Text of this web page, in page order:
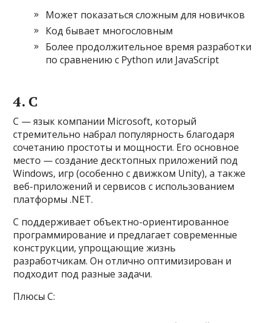
Может показаться сложным для новичков
Код бывает многословным
Более продолжительное время разработки
по сравнению с Python или JavaScript
4. C
C — язык компании Microsoft, который
стремительно набрал популярность благодаря
сочетанию простоты и мощности. Его основное
место — создание десктопных приложений под
Windows, игр (особенно с движком Unity), а также
веб-приложений и сервисов с использованием
платформы .NET.
C поддерживает объектно-ориентированное
программирование и предлагает современные
конструкции, упрощающие жизнь
разработчикам. Он отлично оптимизирован и
подходит под разные задачи.
Плюсы C: